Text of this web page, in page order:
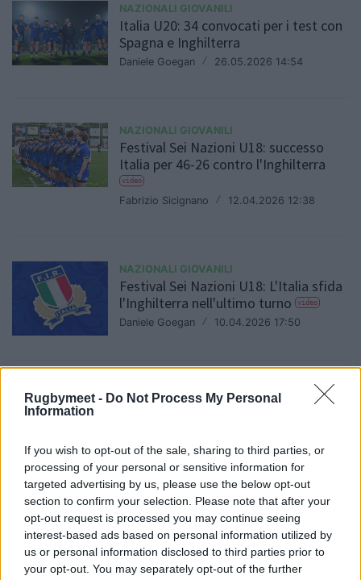
Rugbymeet - Do Not Process My Personal
Information
If you wish to opt-out of the sale, sharing to third parties, or
processing of your personal or sensitive information for
targeted advertising by us, please use the below opt-out
section to confirm your selection. Please note that after your
opt-out request is processed you may continue seeing
interest-based ads based on personal information utilized by
us or personal information disclosed to third parties prior to
your opt-out. You may separately opt-out of the further
NAZIONALI GIOVANILI
Italia U20: 34 convocati per i test con
Spagna e Inghilterra
Daniele Goegan / 26.05.2026 14:54
NAZIONALI GIOVANILI
Festival Sei Nazioni U18: successo
Italia per 46-26 contro l'Inghilterra
video
Fabrizio Sicignano / 12.04.2026 12:38
NAZIONALI GIOVANILI
Festival Sei Nazioni U18: L'Italia sfida
l'Inghilterra nell'ultimo turno video
Daniele Goegan / 10.04.2026 17:50
NAZIONALI GIOVANILI
L'Italia U18 batte anche la Scozia nel
Daniele Goegan / 07.04.2026 18:22
NAZIONALI GIOVANILI
Festival 6 Nazioni U18: L'Italia batte la
Spagna 52-33 video
Daniele Goegan / 03.04.2026 17:21